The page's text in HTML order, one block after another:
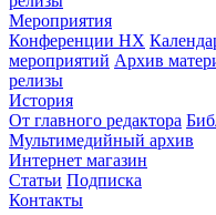
Мероприятия
Конференции НХ
мероприятий Архив
релизы
История
От главного редактора
Мультимедийный архив
Интернет магазин
Статьи Подписка
Контакты